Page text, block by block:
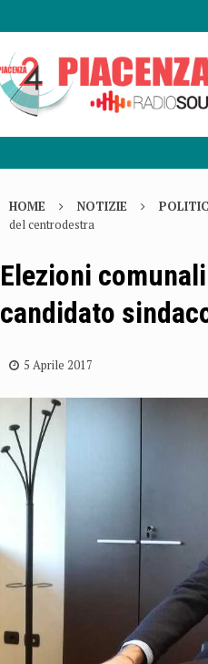
HOME NOTIZIE
del centrodestra
Elezioni
candidato
5 Aprile 2017